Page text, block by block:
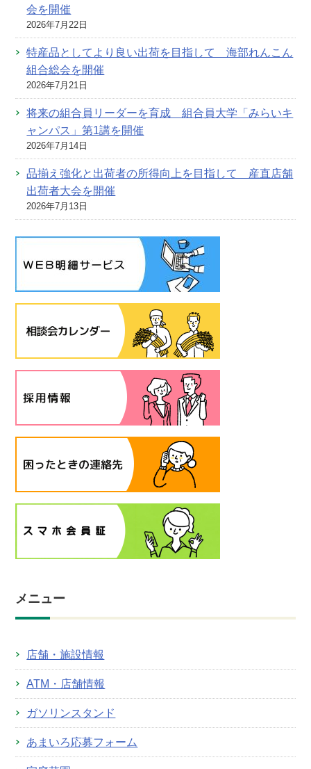
会を開催
2026年7月22日
特産品としてより良い出荷を目指して 海部れんこん
組合総会を開催
2026年7月21日
将来の組合員リーダーを育成 組合員大学「みらいキ
ャンパス」第1講を開催
2026年7月14日
品揃え強化と出荷者の所得向上を目指して 産直店舗
出荷者大会を開催
2026年7月13日
メニュー
店舗・施設情報
ATM・店舗情報
ガソリンスタンド
あまいろ応募フォーム